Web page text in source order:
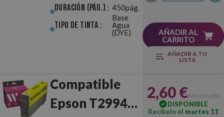
Duración (pág.) : 450pág.
Tipo de Tinta :
Base
Agua
(DYE)
AÑADIR AL
CARRITO
AÑADIR A TU
LISTA
Compatible
Epson T2994
2,60 €IVA incluido
DISPONIBLE
Recíbelo el martes 11